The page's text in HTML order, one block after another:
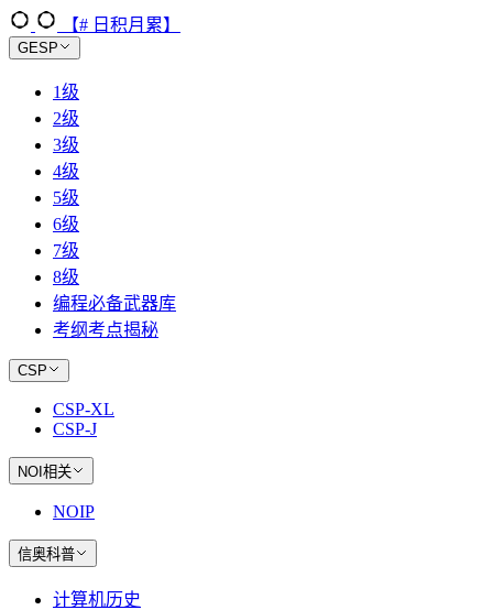
【# 日积月累】
GESP
1级
2级
3级
4级
5级
6级
7级
8级
编程必备武器库
考纲考点揭秘
CSP
CSP-XL
CSP-J
NOI相关
NOIP
信奥科普
计算机历史